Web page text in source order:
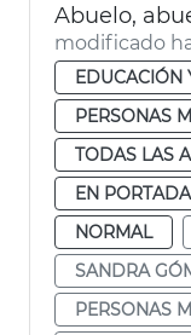
Abuelo,
modificado
EDUCACIÓN
PERSONAS
TODAS LAS
EN PORTADA
NORMAL
SANDRA
PERSONAS